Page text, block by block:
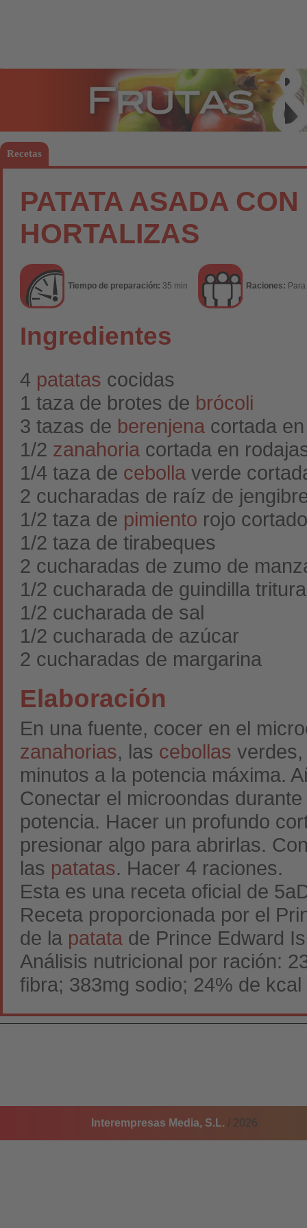
Recetas
PATATA ASADA
HORTALIZAS
Tiempo de preparación: 35 min Raciones:
Ingredientes
4 patatas cocidas
1 taza de brotes de brócoli
3 tazas de berenjena cortada
1/2 zanahoria cortada en
1/4 taza de cebolla verde
2 cucharadas de raíz de
1/2 taza de pimiento rojo
1/2 taza de tirabeques
2 cucharadas de zumo de
1/2 cucharada de guindilla
1/2 cucharada de sal
1/2 cucharada de azúcar
2 cucharadas de margarina
Elaboración
En una fuente, cocer en el
zanahorias, las cebollas
minutos a la potencia máxima.
Conectar el microondas
potencia. Hacer un profundo
presionar algo para abrirlas.
las patatas. Hacer 4 raciones.
Esta es una receta oficial de
Receta proporcionada por el
de la patata de Prince Edward
Análisis nutricional por ración:
fibra; 383mg sodio; 24% de
Interempresas Media, S.L. / 2026